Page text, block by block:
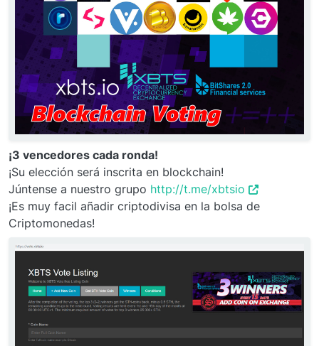
¡3 vencedores cada ronda!
¡Su elección será inscrita en blockchain!
Júntense a nuestro grupo http://t.me/xbtsio
¡Es muy facil añadir criptodivisa en la bolsa de
Criptomonedas!